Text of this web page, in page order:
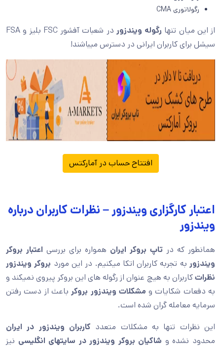
رگولاتوری CMA
از این میان تنها رگوله ویندزور
در شعبات آفشور FSC بلیز و FSA
سیشل برای کاربران ایرانی در دسترس میباشند!
افتتاح حساب در آمارکتس
اعتبار کارگزاری ویندزور – نظرات کاربران درباره
ویندزور
همانطور که در تاپ بروکر ایران همواره برای بررسی اعتبار بروکر
ویندزوربه تجربه کاربران اتکا میکنیم. در این مورد بروکر ویندزور
نظراتکاربران به هیچ عنوان از رگوله های این بروکر پیروی نمیکند و
به دفعات شکایات و مشکلات ویندزور بروکر باعث از دست رفتن
سرمایه معامله گران شده است.
این نظرات تنها به مشکلات متعدد کاربران ویندزور در ایران
محدود نشده و شاکیان بروکر ویندزور در سایتهای انگلیسی نیز